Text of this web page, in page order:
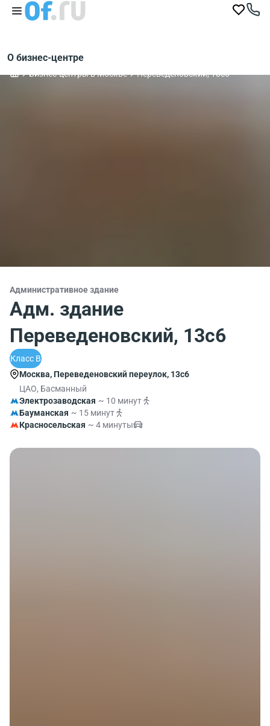
О бизнес-центре
Бизнес-центры в Москве Переведеновский, 13с6
Административное здание
Адм. здание
Переведеновский, 13с6
Класс B
Москва, Переведеновский переулок, 13с6
ЦАО, Басманный
Электрозаводская ~ 10 минут
Бауманская ~ 15 минут
Красносельская ~ 4 минуты